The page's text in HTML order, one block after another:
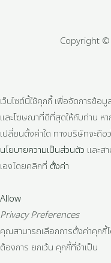
Copyright
เว็บไซต์นี้ใช้คุกกี้ เพื่อจัดการข้
และโฆษณาที่ดีที่สุดให้กับท่าน หา
เปลี่ยนตั้งค่าใด ทางบริษัทจะถื
นโยบายความเป็นส่วนตัว และส
เองโดยคลิกที่ ตั้งค่า
Allow
Privacy Preferences
คุณสามารถเลือกการตั้งค่าคุกกี้
ต้องการ ยกเว้น คุกกี้ที่จำเป็น